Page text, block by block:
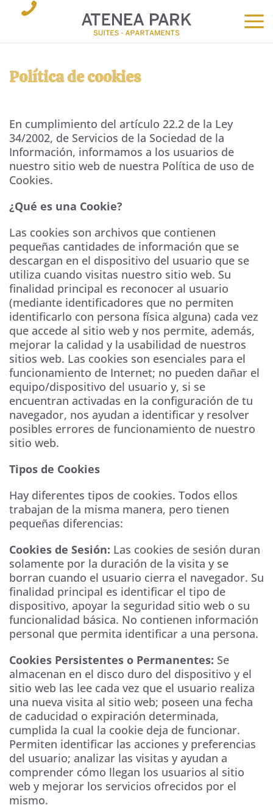
Política de cookies
En cumplimiento del artículo 22.2 de la Ley
34/2002, de Servicios de la Sociedad de la
Información, informamos a los usuarios de
nuestro sitio web de nuestra Política de uso de
Cookies.
¿Qué es una Cookie?
Las cookies son archivos que contienen
pequeñas cantidades de información que se
descargan en el dispositivo del usuario que se
utiliza cuando visitas nuestro sitio web. Su
finalidad principal es reconocer al usuario
(mediante identificadores que no permiten
identificarlo con persona física alguna) cada vez
que accede al sitio web y nos permite, además,
mejorar la calidad y la usabilidad de nuestros
sitios web. Las cookies son esenciales para el
funcionamiento de Internet; no pueden dañar el
equipo/dispositivo del usuario y, si se
encuentran activadas en la configuración de tu
navegador, nos ayudan a identificar y resolver
posibles errores de funcionamiento de nuestro
sitio web.
Tipos de Cookies
Hay diferentes tipos de cookies. Todos ellos
trabajan de la misma manera, pero tienen
pequeñas diferencias:
Cookies de Sesión: Las cookies de sesión duran
solamente por la duración de la visita y se
borran cuando el usuario cierra el navegador. Su
finalidad principal es identificar el tipo de
dispositivo, apoyar la seguridad sitio web o su
funcionalidad básica. No contienen información
personal que permita identificar a una persona.
Cookies Persistentes o Permanentes: Se
almacenan en el disco duro del dispositivo y el
sitio web las lee cada vez que el usuario realiza
una nueva visita al sitio web; poseen una fecha
de caducidad o expiración determinada,
cumplida la cual la cookie deja de funcionar.
Permiten identificar las acciones y preferencias
del usuario; analizar las visitas y ayudan a
comprender cómo llegan los usuarios al sitio
web y mejorar los servicios ofrecidos por el
mismo.